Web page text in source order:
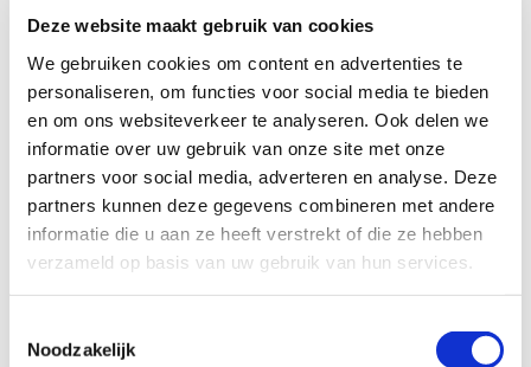
Deze website maakt gebruik van cookies
We gebruiken cookies om content en advertenties te
personaliseren, om functies voor social media te bieden
en om ons websiteverkeer te analyseren. Ook delen we
informatie over uw gebruik van onze site met onze
partners voor social media, adverteren en analyse. Deze
partners kunnen deze gegevens combineren met andere
informatie die u aan ze heeft verstrekt of die ze hebben
verzameld op basis van uw gebruik van hun services.
Noodzakelijk
Gierende banden tijdens ons
geslaagde relatie-event!
MEER TONEN